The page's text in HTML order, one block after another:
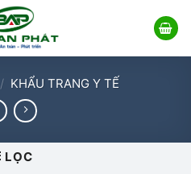
/ KHẨU TRANG Y TẾ
LỌC